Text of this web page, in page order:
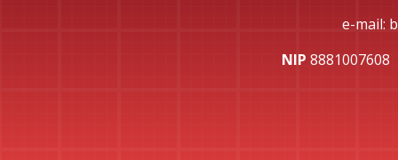
e-mail:
NIP